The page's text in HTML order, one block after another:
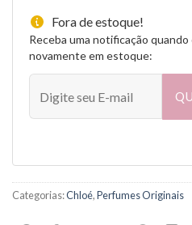
Fora de estoque!
Receba uma notificação
novamente em estoque:
Categorias:Chloé,Perfumes Originais